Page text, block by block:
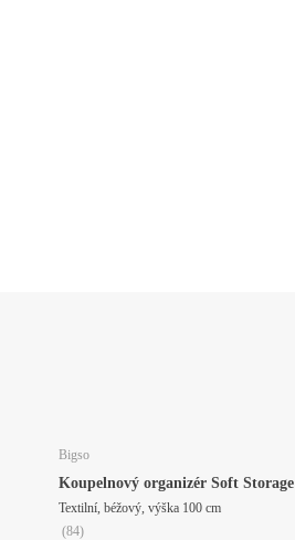
Bigso
Koupelnový organizér Soft Storage
Textilní, béžový, výška 100 cm
(84)